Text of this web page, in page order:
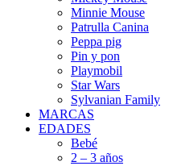
Minnie Mouse
Patrulla Canina
Peppa pig
Pin y pon
Playmobil
Star Wars
Sylvanian Family
MARCAS
EDADES
Bebé
2 – 3 años